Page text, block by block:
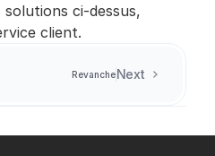
ci-dessus,
client.
Next
Revanche